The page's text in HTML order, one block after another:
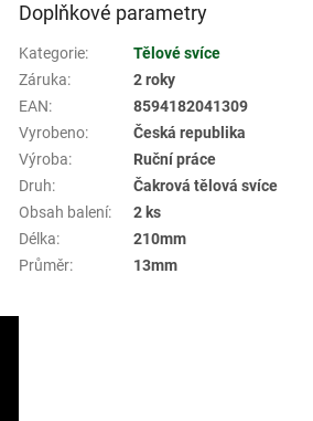
Doplňkové parametry
Kategorie:
Tělové svíce
Záruka:
2 roky
EAN:
8594182041309
Vyrobeno:
Česká republika
Výroba:
Ruční práce
Druh:
Čakrová tělová svíce
Obsah balení:
2 ks
Délka:
210mm
Průměr: 13mm